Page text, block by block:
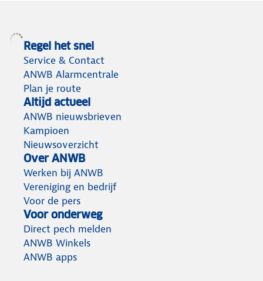
Regel het snel
Service & Contact
ANWB Alarmcentrale
Plan je route
Altijd actueel
ANWB nieuwsbrieven
Kampioen
Nieuwsoverzicht
Over ANWB
Werken bij ANWB
Vereniging en bedrijf
Voor de pers
Voor onderweg
Direct pech melden
ANWB Winkels
ANWB apps